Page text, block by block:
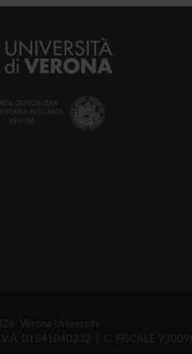
Verona University
01541040232 | C. FISCALE